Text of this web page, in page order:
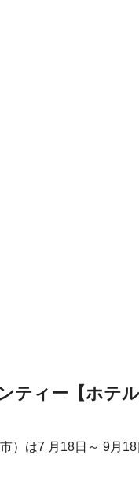
ティー【ホテ
）は7 月18日～ 9月